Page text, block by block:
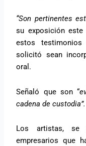
“Son pertinentes
su exposición
estos testimonios
solicitó sean
oral.
Señaló que son “
cadena de custodia”.
Los artistas, se
empresarios que